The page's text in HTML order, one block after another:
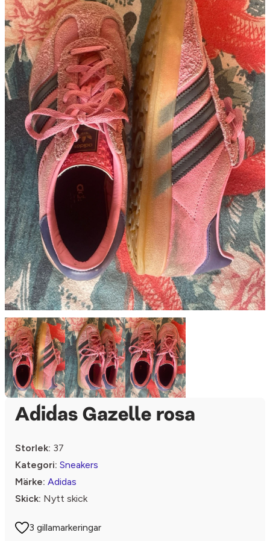
Adidas Gazelle rosa
Storlek: 37
Kategori: Sneakers
Märke: Adidas
Skick: Nytt skick
3 gillamarkeringar